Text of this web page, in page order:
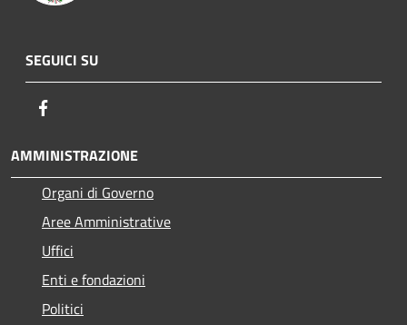
SEGUICI SU
AMMINISTRAZIONE
Organi di Governo
Aree Amministrative
Uffici
Enti e fondazioni
Politici